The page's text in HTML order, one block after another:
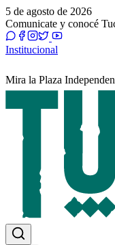
5 de agosto de 2026
Comunicate y conocé
Institucional
Mira la Plaza